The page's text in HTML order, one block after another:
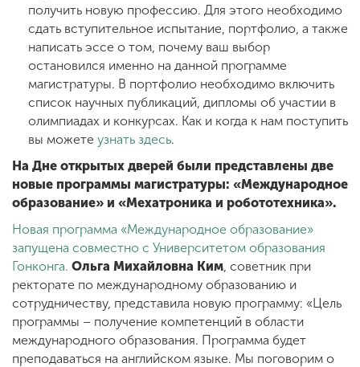
получить новую профессию. Для этого необходимо
сдать вступительное испытание, портфолио, а также
написать эссе о том, почему ваш выбор
остановился именно на данной программе
магистратуры. В портфолио необходимо включить
список научных публикаций, дипломы об участии в
олимпиадах и конкурсах. Как и когда к нам поступить
вы можете узнать здесь.
На Дне открытых дверей были представлены две
новые программы магистратуры: «Международное
образование» и «Мехатроника и робототехника».
Новая программа «Международное образование»
запущена совместно с Университетом образования
Гонконга. Ольга Михайловна Ким , советник при
ректорате по международному образованию и
сотрудничеству, представила новую программу: «Цель
программы – получение компетенций в области
международного образования. Программа будет
преподаваться на английском языке. Мы поговорим о